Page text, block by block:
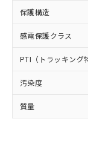
保護構造
感電保護クラス
PTI（トラッキング
汚染度
質量
ビ
メ
あり
お
登
お
品
引
月が前
※3 非含
下記の
EU
質が外
及ぼさな
「－」：
法
り